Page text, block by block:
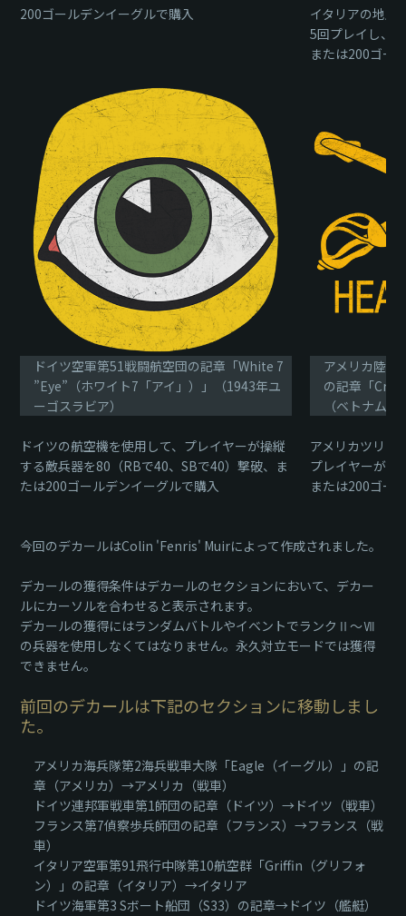
200ゴールデンイーグルで購入
イタリアの地上
5回プレイし、
または200ゴー
ドイツ空軍第51戦闘航空団の記章「White 7
”Eye”（ホワイト7「アイ」）」（1943年ユ
ーゴスラビア）
ドイツの航空機を使用して、プレイヤーが操縦
する敵兵器を80（RBで40、SBで40）撃破、ま
たは200ゴールデンイーグルで購入
アメリカ陸
の記章「
（ベトナム）
アメリカツリー
プレイヤーが操
または200ゴー
今回のデカールはColin 'Fenris' Muirによって作成されました。
デカールの獲得条件はデカールのセクションにおいて、デカー
ルにカーソルを合わせると表示されます。
デカールの獲得にはランダムバトルやイベントでランクⅡ～Ⅶ
の兵器を使用しなくてはなりません。永久対立モードでは獲得
できません。
前回のデカールは下記のセクションに移動しまし
た。
アメリカ海兵隊第2海兵戦車大隊「Eagle（イーグル）」の記
章（アメリカ）→アメリカ（戦車）
ドイツ連邦軍戦車第1師団の記章（ドイツ）→ドイツ（戦車）
フランス第7偵察歩兵師団の記章（フランス）→フランス（戦
車）
イタリア空軍第91飛行中隊第10航空群「Griffin（グリフォ
ン）」の記章（イタリア）→イタリア
ドイツ海軍第3 Sボート船団（S33）の記章→ドイツ（艦艇）